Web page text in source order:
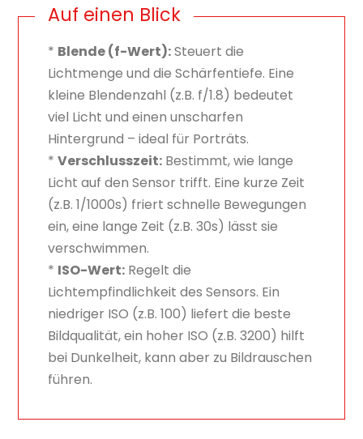
Auf einen Blick
* Blende (f-Wert):Steuert die
Lichtmenge und die Schärfentiefe. Eine
kleine Blendenzahl (z.B. f/1.8) bedeutet
viel Licht und einen unscharfen
Hintergrund – ideal für Porträts.
* Verschlusszeit:Bestimmt, wie lange
Licht auf den Sensor trifft. Eine kurze Zeit
(z.B. 1/1000s) friert schnelle Bewegungen
ein, eine lange Zeit (z.B. 30s) lässt sie
verschwimmen.
* ISO-Wert:Regelt die
Lichtempfindlichkeit des Sensors. Ein
niedriger ISO (z.B. 100) liefert die beste
Bildqualität, ein hoher ISO (z.B. 3200) hilft
bei Dunkelheit, kann aber zu Bildrauschen
führen.